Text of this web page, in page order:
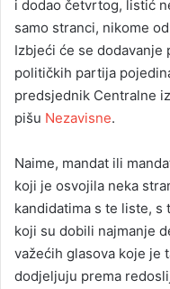
i dodao četvrtog, listić
samo stranci, nikome
Izbjeći će se
političkih partija
predsjednik Centralne
pišu Nezavisne.
Naime, mandat ili
koji je osvojila neka
kandidatima s te liste, s
koji su dobili najmanje
važećih glasova koje je
dodjeljuju prema